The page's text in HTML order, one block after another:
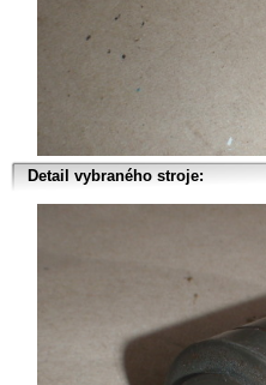
Detail vybraného stroje: